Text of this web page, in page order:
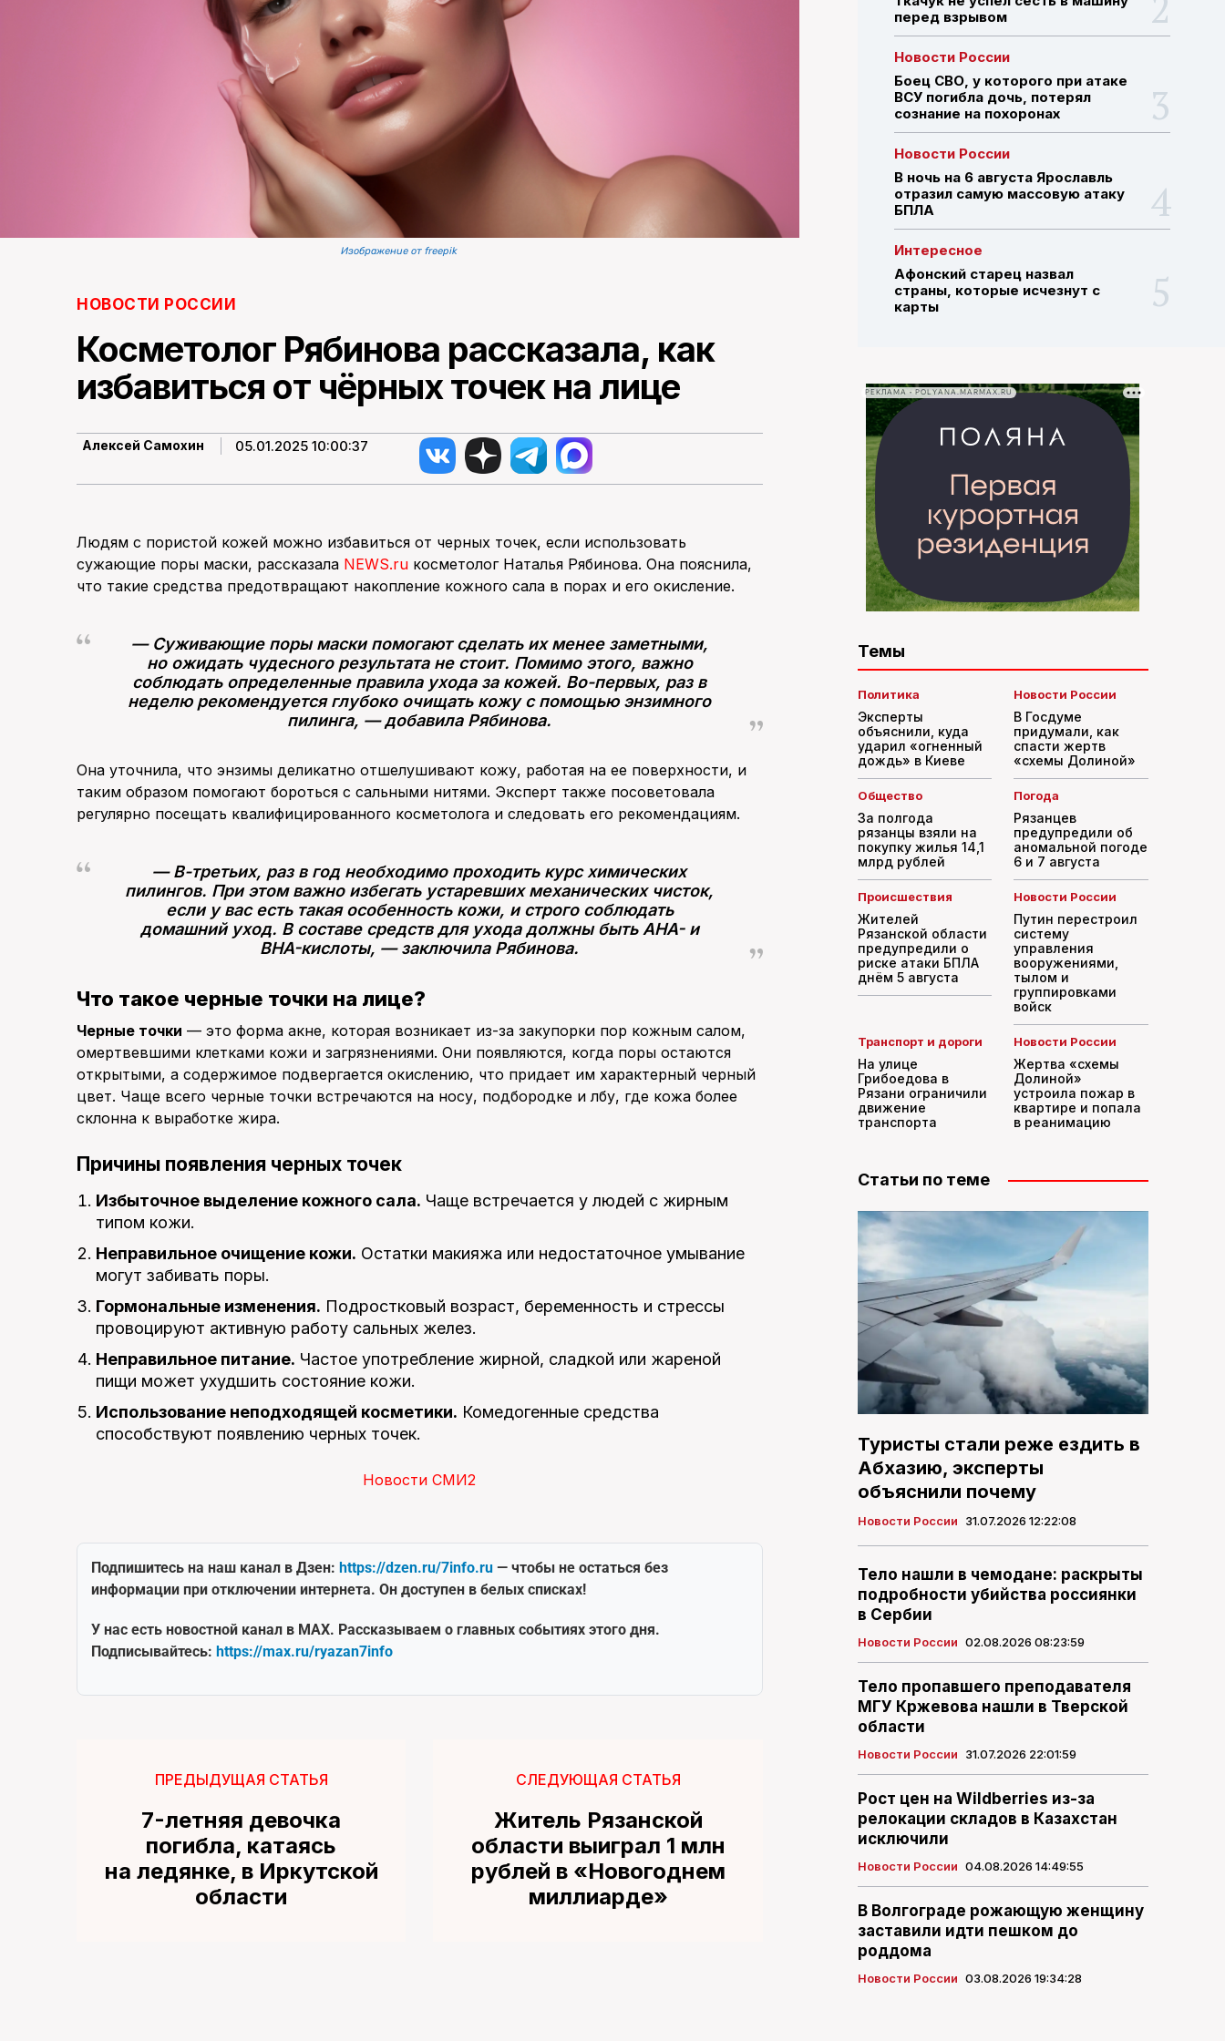
ПОИСК ПО САЙТУ
Изображение от freepik
НОВОСТИ РОССИИ
Косметолог Рябинова рассказала, как
избавиться от чёрных точек на лице
Алексей Самохин 05.01.2025 10:00:37
Людям с пористой кожей можно избавиться от черных точек, если использовать
сужающие поры маски, рассказала NEWS.ru косметолог Наталья Рябинова. Она пояснила,
что такие средства предотвращают накопление кожного сала в порах и его окисление.
— Суживающие поры маски помогают сделать их менее заметными,
но ожидать чудесного результата не стоит. Помимо этого, важно
соблюдать определенные правила ухода за кожей. Во-первых, раз в
неделю рекомендуется глубоко очищать кожу с помощью энзимного
пилинга, — добавила Рябинова.
Она уточнила, что энзимы деликатно отшелушивают кожу, работая на ее поверхности, и
таким образом помогают бороться с сальными нитями. Эксперт также посоветовала
регулярно посещать квалифицированного косметолога и следовать его рекомендациям.
— В-третьих, раз в год необходимо проходить курс химических
пилингов. При этом важно избегать устаревших механических чисток,
если у вас есть такая особенность кожи, и строго соблюдать
домашний уход. В составе средств для ухода должны быть AHA- и
BHA-кислоты, — заключила Рябинова.
Что такое черные точки на лице?
Черные точки — это форма акне, которая возникает из-за закупорки пор кожным салом,
омертвевшими клетками кожи и загрязнениями. Они появляются, когда поры остаются
открытыми, а содержимое подвергается окислению, что придает им характерный черный
цвет. Чаще всего черные точки встречаются на носу, подбородке и лбу, где кожа более
склонна к выработке жира.
Причины появления черных точек
Избыточное выделение кожного сала. Чаще встречается у людей с жирным
типом кожи.
Неправильное очищение кожи. Остатки макияжа или недостаточное умывание
могут забивать поры.
Гормональные изменения. Подростковый возраст, беременность и стрессы
провоцируют активную работу сальных желез.
Неправильное питание. Частое употребление жирной, сладкой или жареной
пищи может ухудшить состояние кожи.
Использование неподходящей косметики. Комедогенные средства
способствуют появлению черных точек.
Новости СМИ2
Подпишитесь на наш канал в Дзен: https://dzen.ru/7info.ru — чтобы не остаться без
информации при отключении интернета. Он доступен в белых списках!
У нас есть новостной канал в MAX. Рассказываем о главных событиях этого дня.
Подписывайтесь: https://max.ru/ryazan7info
ПРЕДЫДУЩАЯ СТАТЬЯ
7-летняя девочка
погибла, катаясь
на ледянке, в Иркутской
области
СЛЕДУЮЩАЯ СТАТЬЯ
Житель Рязанской
области выиграл 1 млн
рублей в «Новогоднем
миллиарде»
перед взрывом
Новости России
Боец СВО, у которого при атаке
ВСУ погибла дочь, потерял
сознание на похоронах
Новости России
В ночь на 6 августа Ярославль
отразил самую массовую атаку
БПЛА
Интересное
Афонский старец назвал
страны, которые исчезнут с
карты
РЕКЛАМА • POLYANA.MARMAX.RU
Темы
Политика
Эксперты
объяснили, куда
ударил «огненный
дождь» в Киеве
Новости России
В Госдуме
придумали, как
спасти жертв
«схемы Долиной»
Общество
За полгода
рязанцы взяли на
покупку жилья 14,1
млрд рублей
Погода
Рязанцев
предупредили об
аномальной погоде
6 и 7 августа
Происшествия
Жителей
Рязанской области
предупредили о
риске атаки БПЛА
днём 5 августа
Новости России
Путин перестроил
систему
управления
вооружениями,
тылом и
группировками
войск
Транспорт и дороги
На улице
Грибоедова в
Рязани ограничили
движение
транспорта
Новости России
Жертва «схемы
Долиной»
устроила пожар в
квартире и попала
в реанимацию
Статьи по теме
Туристы стали реже ездить в
Абхазию, эксперты
объяснили почему
Новости России 31.07.2026 12:22:08
Тело нашли в чемодане: раскрыты
подробности убийства россиянки
в Сербии
Новости России 02.08.2026 08:23:59
Тело пропавшего преподавателя
МГУ Кржевова нашли в Тверской
области
Новости России 31.07.2026 22:01:59
Рост цен на Wildberries из-за
релокации складов в Казахстан
исключили
Новости России 04.08.2026 14:49:55
В Волгограде рожающую женщину
заставили идти пешком до
роддома
Новости России 03.08.2026 19:34:28